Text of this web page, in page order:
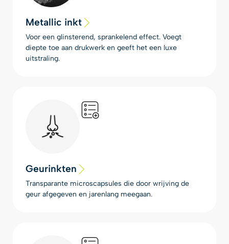
Metallic inkt
Voor een glinsterend, sprankelend effect. Voegt
diepte toe aan drukwerk en geeft het een luxe
uitstraling.
Geurinkten
Transparante microscapsules die door wrijving de
geur afgegeven en jarenlang meegaan.